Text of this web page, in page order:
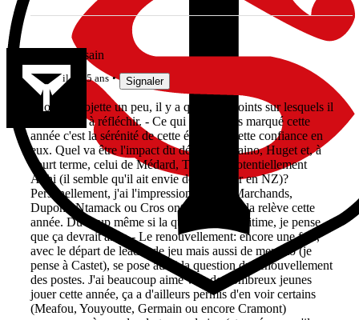
RCToulousain
il y a 5 ans Signaler
Si on se projette un peu, il y a quelques points sur lesquels il
y a matière à réfléchir. - Ce qui m'a le plus marqué cette
année c'est la sérénité de cette équipe et cette confiance en
eux. Quel va être l'impact du départ de Kaino, Huget et, à
court terme, celui de Médard, Tekori et potentiellement
Akhi (il semble qu'il ait envie de retourner en NZ)?
Personellement, j'ai l'impression que les Marchands,
Dupont, Ntamack ou Cros ont un peu pris la relève cette
année. Du coup même si la question est légitime, je pense
que ça devrait aller. - Le renouvellement: encore une fois,
avec le départ de leader de jeu mais aussi de mercato (je
pense à Castet), se pose aussi la question du renouvellement
des postes. J'ai beaucoup aimé voir de nombreux jeunes
jouer cette année, ça a d'ailleurs permis d'en voir certains
(Meafou, Youyoutte, Germain ou encore Cramont)